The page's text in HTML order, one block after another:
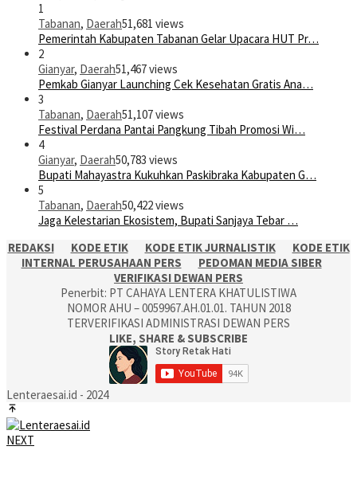
1
Tabanan, Daerah51,681 views
Pemerintah Kabupaten Tabanan Gelar Upacara HUT Pr…
2
Gianyar, Daerah51,467 views
Pemkab Gianyar Launching Cek Kesehatan Gratis Ana…
3
Tabanan, Daerah51,107 views
Festival Perdana Pantai Pangkung Tibah Promosi Wi…
4
Gianyar, Daerah50,783 views
Bupati Mahayastra Kukuhkan Paskibraka Kabupaten G…
5
Tabanan, Daerah50,422 views
Jaga Kelestarian Ekosistem, Bupati Sanjaya Tebar …
REDAKSI
KODE ETIK KODE ETIK JURNALISTIK
KODE ETIK
INTERNAL PERUSAHAAN PERS
PEDOMAN MEDIA SIBER
VERIFIKASI DEWAN PERS
Penerbit: PT CAHAYA LENTERA KHATULISTIWA
NOMOR AHU – 0059967.AH.01.01. TAHUN 2018
TERVERIFIKASI ADMINISTRASI DEWAN PERS
LIKE, SHARE & SUBSCRIBE
Lenteraesai.id - 2024
NEXT